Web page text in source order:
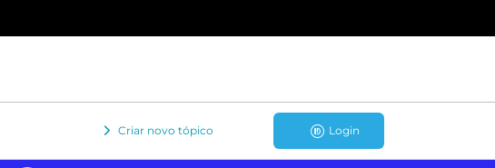
Criar novo tópico Login